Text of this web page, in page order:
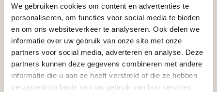
We gebruiken cookies om content en advertenties te
personaliseren, om functies voor social media te bieden
en om ons websiteverkeer te analyseren. Ook delen we
informatie over uw gebruik van onze site met onze
partners voor social media, adverteren en analyse. Deze
partners kunnen deze gegevens combineren met andere
informatie die u aan ze heeft verstrekt of die ze hebben
verzameld op basis van uw gebruik van hun services.
Vrijblijvend advies?
Geen probleem, wij hebben alles voor uw
Aangepaste openingstijden tijdens de
vakantieperiode
Waardenburg en Vego Dordrecht hanteren tijdens
de vakantieperiode aangepaste openingstijden op
zaterdag. Bekijk de vestigingspagina voor de